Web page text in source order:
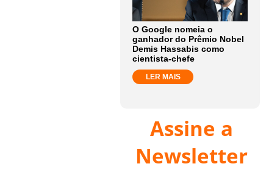
O Google nomeia o
ganhador do Prêmio Nobel
Demis Hassabis como
cientista-chefe
LER MAIS
Assine a
Newsletter